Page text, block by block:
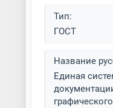
Литье
Литье по
(ЛВМ)
Литье по
Тип:
ГОСТ
Название
Единая